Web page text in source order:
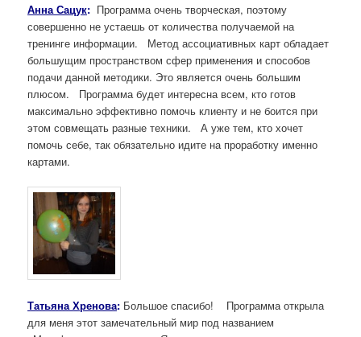
Анна Сацук: Программа очень творческая, поэтому
совершенно не устаешь от количества получаемой на
тренинге информации. Метод ассоциативных карт обладает
большущим пространством сфер применения и способов
подачи данной методики. Это является очень большим
плюсом. Программа будет интересна всем, кто готов
максимально эффективно помочь клиенту и не боится при
этом совмещать разные техники. А уже тем, кто хочет
помочь себе, так обязательно идите на проработку именно
картами.
Татьяна Хренова: Большое спасибо! Программа открыла
для меня этот замечательный мир под названием